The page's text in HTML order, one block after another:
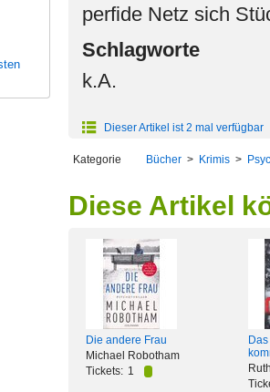
perfide Netz sich
Schlagworte
k.A.
Dieser Artikel ist 2 mal verfügbar
Kategorie Bücher > Krimis >
Diese Artikel
Die andere Frau
Michael Robotham
Tickets: 1